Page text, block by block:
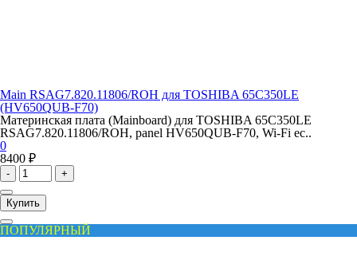
Main RSAG7.820.11806/ROH для TOSHIBA 65C350LE
(HV650QUB-F70)
Материнская плата (Mainboard) для TOSHIBA 65C350LE
RSAG7.820.11806/ROH, panel HV650QUB-F70, Wi-Fi ес..
0
8400 ₽
- +
Купить
ПОПУЛЯРНЫЙ